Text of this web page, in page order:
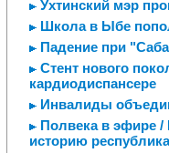
Ухтинский мэр
Школа в Ыбе
Падение при
Стент нового
кардиодиспансере
Инвалиды
Полвека в эфире
историю